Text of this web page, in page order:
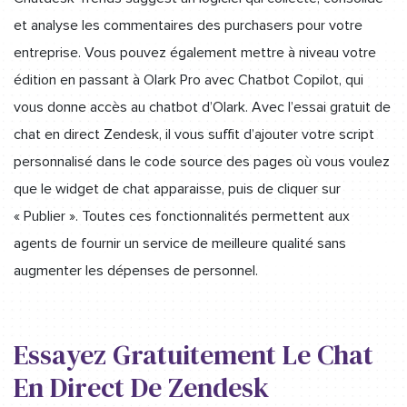
et analyse les commentaires des purchasers pour votre
entreprise. Vous pouvez également mettre à niveau votre
édition en passant à Olark Pro avec Chatbot Copilot, qui
vous donne accès au chatbot d’Olark. Avec l’essai gratuit de
chat en direct Zendesk, il vous suffit d’ajouter votre script
personnalisé dans le code source des pages où vous voulez
que le widget de chat apparaisse, puis de cliquer sur
« Publier ». Toutes ces fonctionnalités permettent aux
agents de fournir un service de meilleure qualité sans
augmenter les dépenses de personnel.
Essayez Gratuitement Le Chat
En Direct De Zendesk